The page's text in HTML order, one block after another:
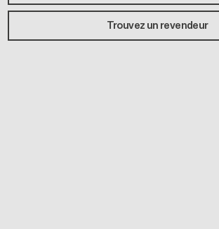
Trouvez un revendeur